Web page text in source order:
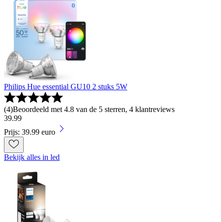
Philips Hue essential GU10 2 stuks 5W
(4)Beoordeeld met 4.8 van de 5 sterren, 4 klantreviews
39.99
Prijs: 39.99 euro
Bekijk alles in led